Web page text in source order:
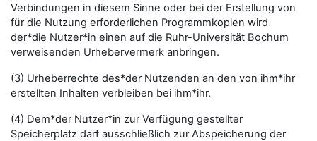
Verbindungen in diesem Sinne oder bei der Erstellung von
für die Nutzung erforderlichen Programmkopien wird
der*die Nutzer*in einen auf die Ruhr-Universität Bochum
verweisenden Urhebervermerk anbringen.
(3) Urheberrechte des*der Nutzenden an den von ihm*ihr
erstellten Inhalten verbleiben bei ihm*ihr.
(4) Dem*der Nutzer*in zur Verfügung gestellter
Speicherplatz darf ausschließlich zur Abspeicherung der